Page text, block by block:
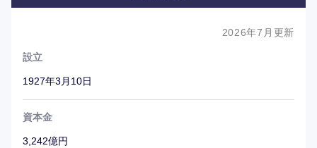
パーソナルデータの提供先を自分でコントロールできる
「情報銀行」、ブロックチェーン（分散型台帳技術）を使
「Progmat」等、信託銀行機能と最新技術の掛け合わせに
よる新サービスの提供を実施している。
新卒と中途の採用人数を同水準で行っており、2022年度
の採用者数に占める中途採用比率は49％に達した。特に新
規事業創出において、経験を活かした活躍を中途入社者に
2026年7月更新
設立
1927年3月10日
資本金
3,242億円